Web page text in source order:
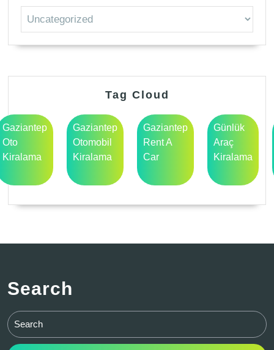
Tag Cloud
Gaziantep
Oto
Kiralama
Gaziantep
Otomobil
Kiralama
Gaziantep
Rent A
Car
Günlük
Araç
Kiralama
Search
Search
for: